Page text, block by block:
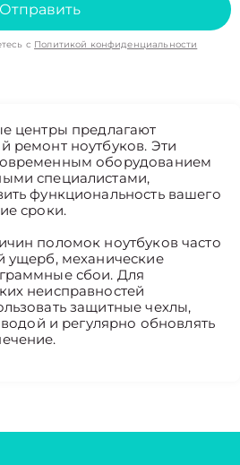
Отправить
с Политикой конфиденциальности
центры предлагают
ремонт ноутбуков. Эти
оборудованием
специалистами,
функциональность вашего
сроки.
поломок ноутбуков часто
ущерб, механические
сбои. Для
неисправностей
защитные чехлы,
водой и регулярно обновлять